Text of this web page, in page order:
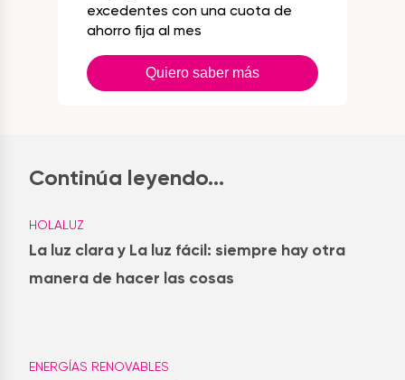
excedentes con una cuota de
ahorro fija al mes
Quiero saber más
Continúa leyendo...
HOLALUZ
La luz clara y La luz fácil: siempre hay otra
manera de hacer las cosas
ENERGÍAS RENOVABLES